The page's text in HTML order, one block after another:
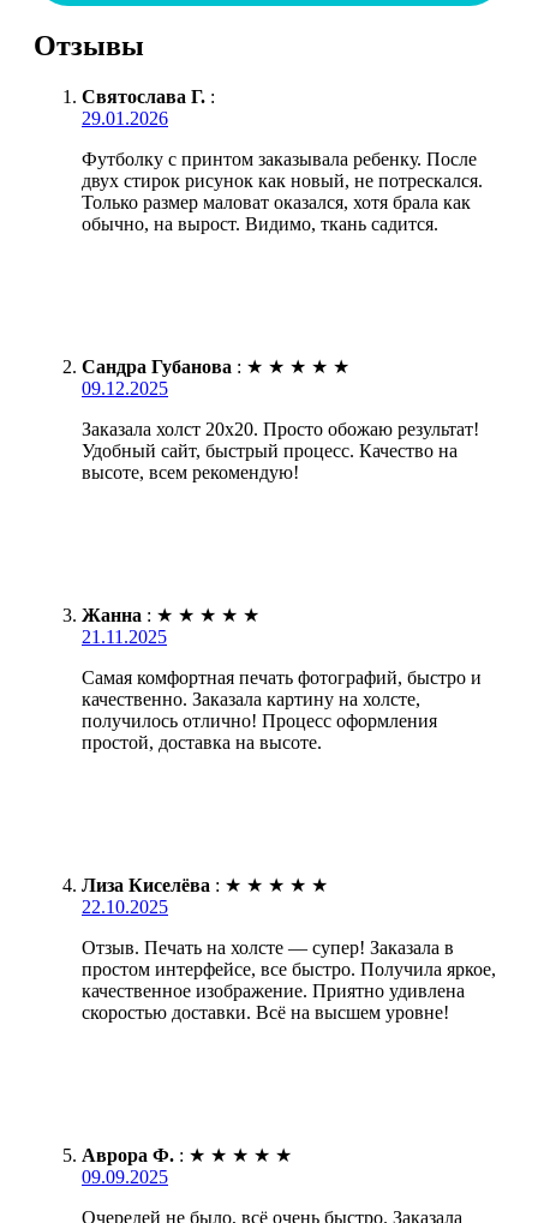
Отзывы
Святослава Г. :
29.01.2026
Футболку с принтом заказывала ребенку. После
двух стирок рисунок как новый, не потрескался.
Только размер маловат оказался, хотя брала как
обычно, на вырост. Видимо, ткань садится.
Сандра Губанова : ★ ★ ★ ★ ★
09.12.2025
Заказала холст 20х20. Просто обожаю результат!
Удобный сайт, быстрый процесс. Качество на
высоте, всем рекомендую!
Жанна : ★ ★ ★ ★ ★
21.11.2025
Самая комфортная печать фотографий, быстро и
качественно. Заказала картину на холсте,
получилось отлично! Процесс оформления
простой, доставка на высоте.
Лиза Киселёва : ★ ★ ★ ★ ★
22.10.2025
Отзыв. Печать на холсте — супер! Заказала в
простом интерфейсе, все быстро. Получила яркое,
качественное изображение. Приятно удивлена
скоростью доставки. Всё на высшем уровне!
Аврора Ф. : ★ ★ ★ ★ ★
09.09.2025
Очередей не было, всё очень быстро. Заказала